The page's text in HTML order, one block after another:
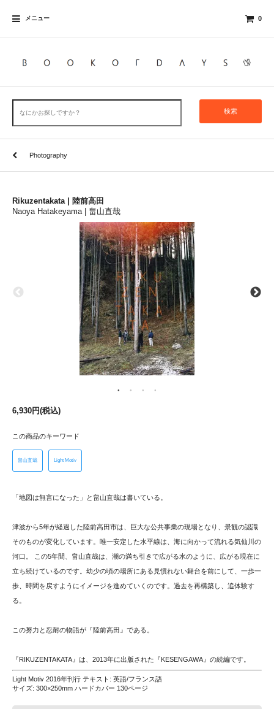
メニュー 0
検索
Photography
Rikuzentakata | 陸前高田
Naoya Hatakeyama | 畠山直哉
6,930円(税込)
この商品のキーワード
畠山直哉 Light Motiv
「地図は無言になった」と畠山直哉は書いている。
津波から5年が経過した陸前高田市は、巨大な公共事業の現場となり、景観の認識
そのものが変化しています。唯一安定した水平線は、海に向かって流れる気仙川の
河口。 この5年間、畠山直哉は、潮の満ち引きで広がる水のように、広がる現在に
立ち続けているのです。幼少の頃の場所にある見慣れない舞台を前にして、一歩一
歩、時間を戻すようにイメージを進めていくのです。過去を再構築し、追体験す
る。
この努力と忍耐の物語が『陸前高田』である。
『RIKUZENTAKATA』は、2013年に出版された『KESENGAWA』の続編です。
Light Motiv 2016年刊行 テキスト: 英語/フランス語
サイズ: 300×250mm ハードカバー 130ページ